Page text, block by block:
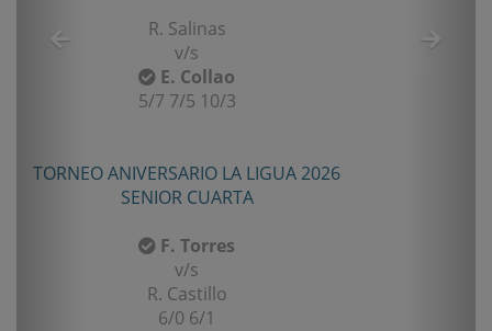
R. Salinas
v/s
E. Collao
5/7 7/5 10/3
TORNEO ANIVERSARIO LA LIGUA 2026
SENIOR CUARTA
F. Torres
v/s
R. Castillo
6/0 6/1